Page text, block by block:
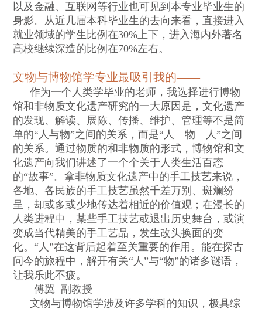
以及金融、互联网等行业也可见到本专业毕业生的
身影。从近几届本科毕业生的去向来看，直接进入
就业领域的学生比例在30%上下，进入海内外著名
高校继续深造的比例在70%左右。
文物与博物馆学专业最吸引我的——
作为一个人类学毕业的老师，我选择进行博物
馆和非物质文化遗产研究的一大原因是，文化遗产
的发现、解读、展陈、传播、维护、管理等不是简
单的“人与物”之间的关系，而是“人—物—人”之间
的关系。通过物质的和非物质的形式，博物馆和文
化遗产向我们讲述了一个个关于人类生活百态
的“故事”。拿非物质文化遗产中的手工技艺来说，
各地、各民族的手工技艺虽然千差万别、斑斓纷
呈，却或多或少地传达着相近的价值观；在漫长的
人类进程中，某些手工技艺或退出历史舞台，或演
变成当代精美的手工艺品，发生改头换面的变
化。 “人”在这背后起着至关重要的作用。能在探古
问今的旅程中，解开有关“人”与“物”的诸多谜语，
让我乐此不疲。
——傅翼 副教授
文物与博物馆学涉及许多学科的知识，极具综